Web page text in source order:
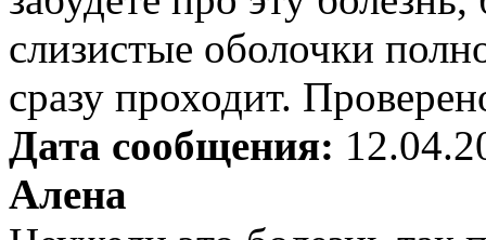
слизистые оболочки
сразу проходит.
Дата сообщения:
Алена